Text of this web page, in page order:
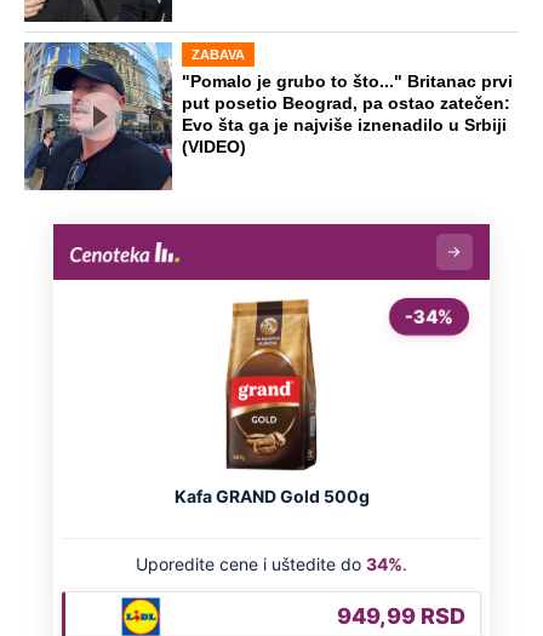
ZABAVA
"Pomalo je grubo to što..." Britanac prvi
put posetio Beograd, pa ostao zatečen:
Evo šta ga je najviše iznenadilo u Srbiji
(VIDEO)